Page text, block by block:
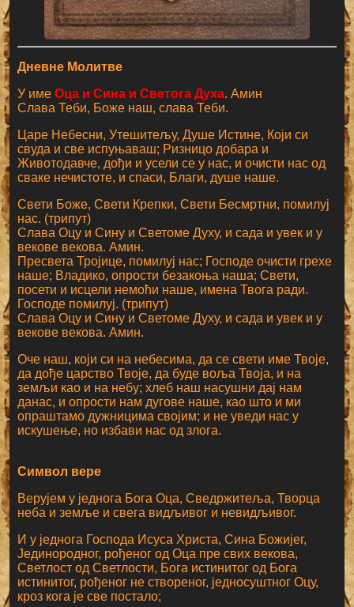
Дневне Молитве
У имеОца и Сина и Светога Духа. Амин
Слава Теби, Боже наш, слава Теби.
Царе Небесни, Утешитељу, Душе Истине, Који си
свуда и све испуњаваш; Ризницо добара и
Животодавче, дођи и усели се у нас, и очисти нас од
сваке нечистоте, и спаси, Благи, душе наше.
Свети Боже, Свети Крепки, Свети Бесмртни, помилуј
нас. (трипут)
Слава Оцу и Сину и Светоме Духу, и сада и увек и у
векове векова. Амин.
Пресвета Тројице, помилуј нас; Господе очисти грехе
наше; Владико, опрости безакоња наша; Свети,
посети и исцели немоћи наше, имена Твога ради.
Господе помилуј. (трипут)
Слава Оцу и Сину и Светоме Духу, и сада и увек и у
векове векова. Амин.
Оче наш, који си на небесима, да се свети име Твоје,
да дође царство Твоје, да буде воља Твоја, и на
земљи као и на небу; хлеб наш насушни дај нам
данас, и опрости нам дугове наше, као што и ми
опраштамо дужницима својим; и не уведи нас у
искушење, но избави нас од злога.
Символ вере
Верујем у једнога Бога Оца, Сведржитеља, Творца
неба и земље и свега видљивог и невидљивог.
И у једнога Господа Исуса Христа, Сина Божијег,
Јединородног, рођеног од Оца пре свих векова,
Светлост од Светлости, Бога истинитог од Бога
истинитог, рођеног не створеног, једносуштног Оцу,
кроз кога је све постало;